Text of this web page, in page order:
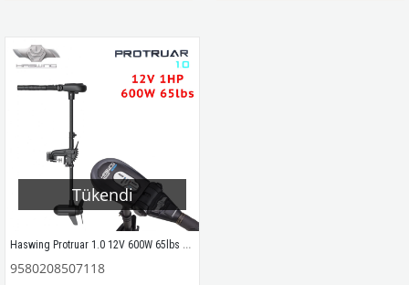
Tükendi
Haswing Protruar 1.0 12V 600W 65lbs 1HP Elektrikli Bot Motoru
9580208507118